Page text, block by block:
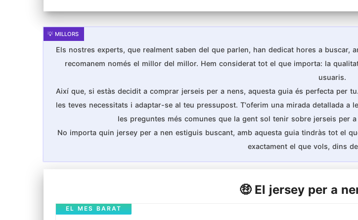
Els nostres experts, que realment saben del que parlen, han dedicat hores a
recomanem només el millor del millor. Hem considerat tot el que importa: la
usuaris.
Així que, si estàs decidit a comprar jerseis per a nens, aquesta guia és perfecta per
les teves necessitats i adaptar-se al teu pressupost. T'oferim una mirada detallada
les preguntes més comunes que la gent sol tenir sobre jerseis per
No importa quin jersey per a nen estiguis buscant, amb aquesta guia tindràs tot el
exactament el que vols, dins
🤑 El jersey per a
EL MES BARAT